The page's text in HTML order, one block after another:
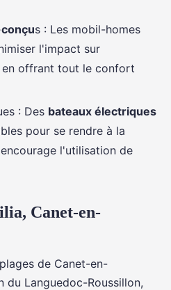
s : Les mobil-homes
l'impact sur
offrant tout le confort
: Des bateaux électriques
pour se rendre à la
l'utilisation de
Canet-en-
de Canet-en-
du Languedoc-Roussillon,